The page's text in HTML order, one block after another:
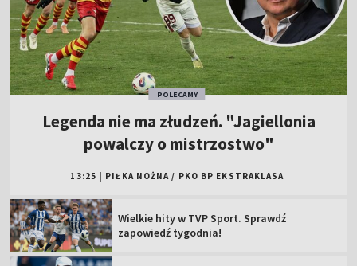
POLECAMY
Legenda nie ma złudzeń. "Jagiellonia
powalczy o mistrzostwo"
13:25 PIŁKA NOŻNA / PKO BP EKSTRAKLASA
Wielkie hity w TVP Sport. Sprawdź
zapowiedź tygodnia!